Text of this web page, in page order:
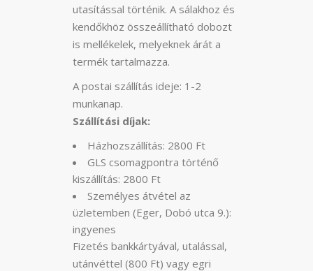
utasítással történik. A sálakhoz és
kendőkhöz összeállítható dobozt
is mellékelek, melyeknek árát a
termék tartalmazza.
A postai szállítás ideje: 1-2
munkanap.
Szállítási díjak:
Házhozszállítás: 2800 Ft
GLS csomagpontra történő
kiszállítás: 2800 Ft
Személyes átvétel az
üzletemben (Eger, Dobó utca 9.):
ingyenes
Fizetés bankkártyával, utalással,
utánvéttel (800 Ft) vagy egri